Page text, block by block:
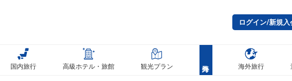
ログイン/新規入
国内旅行 高級ホテル・旅館 観光プラン 海外旅行